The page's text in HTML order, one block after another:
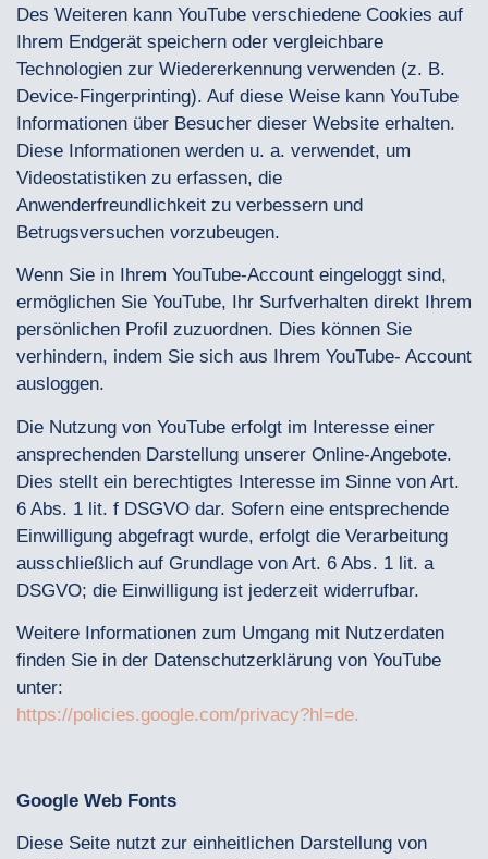
Des Weiteren kann YouTube verschiedene Cookies auf
Ihrem Endgerät speichern oder vergleichbare
Technologien zur Wiedererkennung verwenden (z. B.
Device-Fingerprinting). Auf diese Weise kann YouTube
Informationen über Besucher dieser Website erhalten.
Diese Informationen werden u. a. verwendet, um
Videostatistiken zu erfassen, die
Anwenderfreundlichkeit zu verbessern und
Betrugsversuchen vorzubeugen.
Wenn Sie in Ihrem YouTube-Account eingeloggt sind,
ermöglichen Sie YouTube, Ihr Surfverhalten direkt Ihrem
persönlichen Profil zuzuordnen. Dies können Sie
verhindern, indem Sie sich aus Ihrem YouTube- Account
ausloggen.
Die Nutzung von YouTube erfolgt im Interesse einer
ansprechenden Darstellung unserer Online-Angebote.
Dies stellt ein berechtigtes Interesse im Sinne von Art.
6 Abs. 1 lit. f DSGVO dar. Sofern eine entsprechende
Einwilligung abgefragt wurde, erfolgt die Verarbeitung
ausschließlich auf Grundlage von Art. 6 Abs. 1 lit. a
DSGVO; die Einwilligung ist jederzeit widerrufbar.
Weitere Informationen zum Umgang mit Nutzerdaten
finden Sie in der Datenschutzerklärung von YouTube
unter:
https://policies.google.com/privacy?hl=de.
Google Web Fonts
Diese Seite nutzt zur einheitlichen Darstellung von